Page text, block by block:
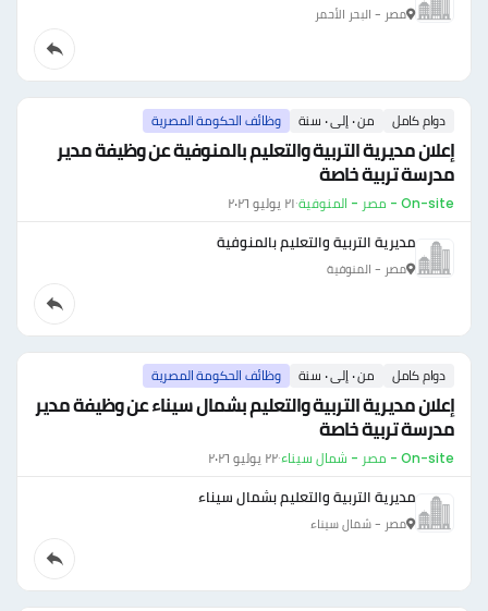
مصر - البحر الأحمر
دوام كامل من ٠ إلى ٠ سنة وظائف الحكومة المصرية
إعلان مديرية التربية والتعليم بالمنوفية عن وظيفة مدير
مدرسة تربية خاصة
On-site - مصر - المنوفية ·٢١ يوليو ٢٠٢٦
مديرية التربية والتعليم بالمنوفية
مصر - المنوفية
دوام كامل من ٠ إلى ٠ سنة وظائف الحكومة المصرية
إعلان مديرية التربية والتعليم بشمال سيناء عن وظيفة مدير
مدرسة تربية خاصة
On-site - مصر - شمال سيناء ·٢٢ يوليو ٢٠٢٦
مديرية التربية والتعليم بشمال سيناء
مصر - شمال سيناء